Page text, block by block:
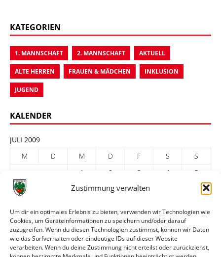
Zustimmung verwalten
Um dir ein optimales Erlebnis zu bieten, verwenden wir Technologien wie
Cookies, um Geräteinformationen zu speichern und/oder darauf
zuzugreifen. Wenn du diesen Technologien zustimmst, können wir Daten
wie das Surfverhalten oder eindeutige IDs auf dieser Website
verarbeiten. Wenn du deine Zustimmung nicht erteilst oder zurückziehst,
KATEGORIEN
1. MANNSCHAFT 2. MANNSCHAFT AKTUELL
ALTE HERREN FRAUEN & MÄDCHEN INKLUSION
JUGEND
KALENDER
JULI 2009
M
D M D F S
S
1
2 3 4
5
6
8 9 10
20
21 22 23 24 25
27
28 29 30
31
« Juni
Aug. »